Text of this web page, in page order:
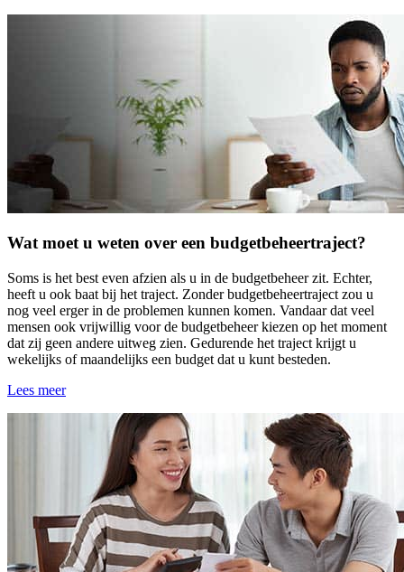
Wat moet u weten over een budgetbeheertraject?
Soms is het best even afzien als u in de budgetbeheer zit. Echter,
heeft u ook baat bij het traject. Zonder budgetbeheertraject zou u
nog veel erger in de problemen kunnen komen. Vandaar dat veel
mensen ook vrijwillig voor de budgetbeheer kiezen op het moment
dat zij geen andere uitweg zien. Gedurende het traject krijgt u
wekelijks of maandelijks een budget dat u kunt besteden.
Lees meer